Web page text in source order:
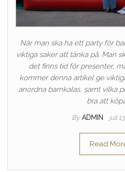
När man ska ha ett party för
viktiga saker att tänka på. Man
det finns tid för presenter,
kommer denna artikel ge
anordna barnkalas, samt vilka
bra att
By ADMIN juli
Read